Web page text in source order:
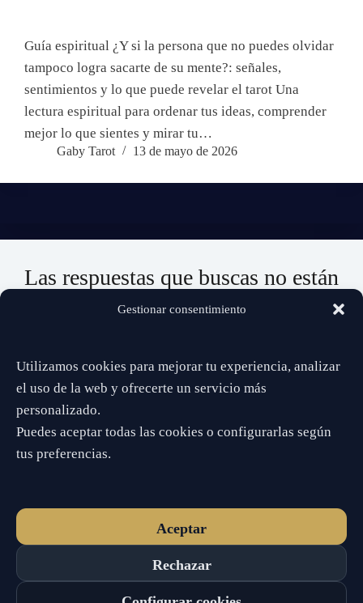
Gestionar consentimiento
Utilizamos cookies para mejorar tu experiencia, analizar
el uso de la web y ofrecerte un servicio más
personalizado.
Puedes aceptar todas las cookies o configurarlas según
tus preferencias.
Aceptar
Rechazar
Guía espiritual ¿Y si la persona que no puedes olvidar
tampoco logra sacarte de su mente?: señales,
sentimientos y lo que puede revelar el tarot Una
lectura espiritual para ordenar tus ideas, comprender
mejor lo que sientes y mirar tu…
Gaby Tarot 13 de mayo de 2026
Las respuestas que buscas no están
lejos…
📞 932 519 746
✔️ Directo ✔️ Privado ✔️ Sin esperas
© 2026 Gaby Tarot · Tarot telefónico 24h